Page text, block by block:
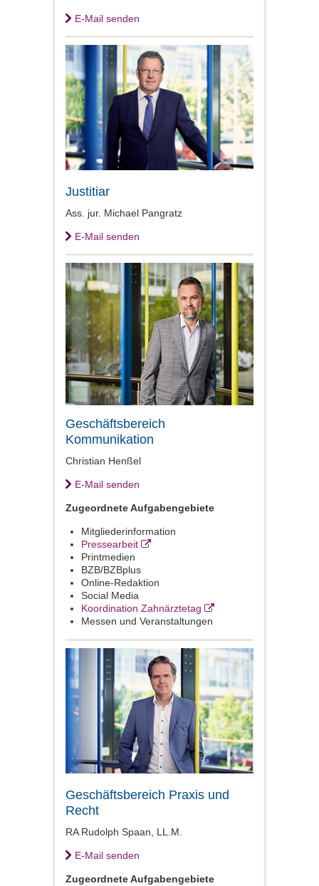
E-Mail senden
Justitiar
Ass. jur. Michael Pangratz
E-Mail senden
Geschäftsbereich
Kommunikation
Christian Henßel
E-Mail senden
Zugeordnete Aufgabengebiete
Mitgliederinformation
Pressearbeit
Printmedien
BZB/BZBplus
Online-Redaktion
Social Media
Koordination Zahnärztetag
Messen und Veranstaltungen
Geschäftsbereich Praxis und
Recht
RA Rudolph Spaan, LL.M.
E-Mail senden
Zugeordnete Aufgabengebiete